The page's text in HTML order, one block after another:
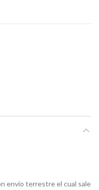
envío terrestre el cual sale